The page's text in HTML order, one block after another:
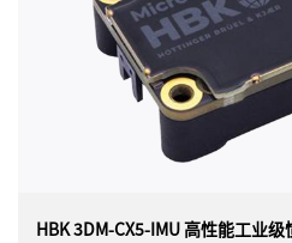
成本和性能，非常适合各种应
器人、天线指向和使用情况监控
HBK 3DM-CX5-IMU 高性能工业